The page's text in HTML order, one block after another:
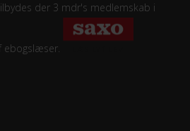
der 3 mdr's medlemskab i
ebogslæser.